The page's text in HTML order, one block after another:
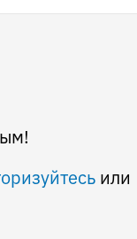
или